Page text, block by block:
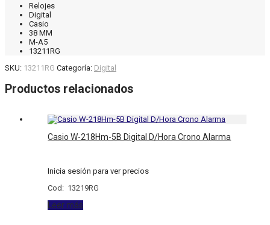
Relojes
Digital
Casio
38 MM
M-A5
13211RG
SKU: 13211RG Categoría: Digital
Productos relacionados
Casio W-218Hm-5B Digital D/Hora Crono Alarma
Inicia sesión para ver precios
Cod: 13219RG
Leer más